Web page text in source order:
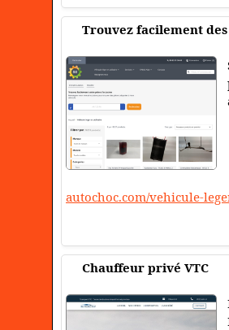
Trouvez facilement
autochoc.com/vehicule-
Chauffeur privé VTC